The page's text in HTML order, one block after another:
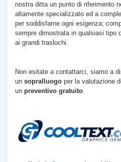
nostra ditta un punto di riferimento
altamente specializzato ed a
per soddisfarne ogni esigenza;
sempre dimostrata in qualsiasi tipo
ai grandi traslochi.
Non esitate a contattarci, siamo a
un sopralluogo per la valutazione
un preventivo gratuito.